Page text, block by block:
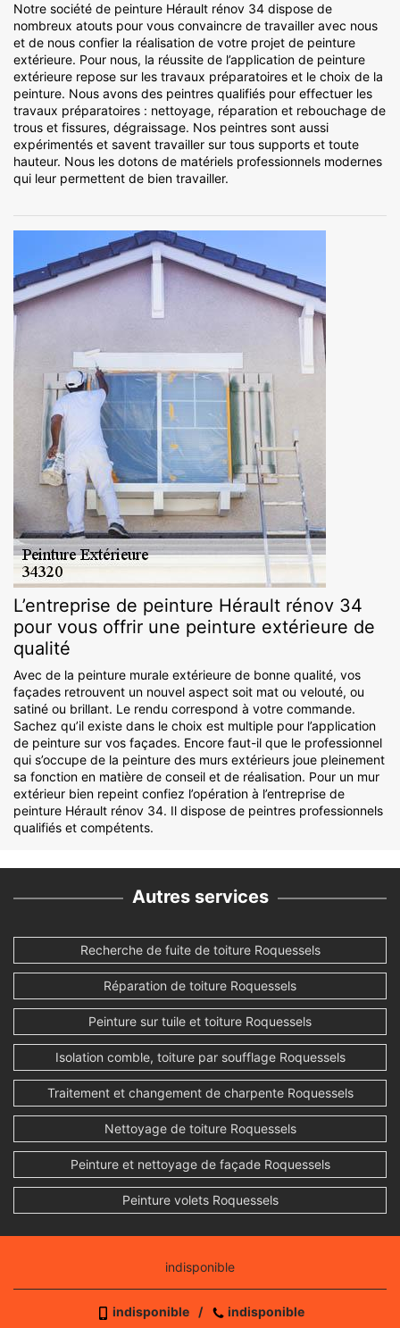
Notre société de peinture Hérault rénov 34 dispose de
nombreux atouts pour vous convaincre de travailler avec nous
et de nous confier la réalisation de votre projet de peinture
extérieure. Pour nous, la réussite de l’application de peinture
extérieure repose sur les travaux préparatoires et le choix de la
peinture. Nous avons des peintres qualifiés pour effectuer les
travaux préparatoires : nettoyage, réparation et rebouchage de
trous et fissures, dégraissage. Nos peintres sont aussi
expérimentés et savent travailler sur tous supports et toute
hauteur. Nous les dotons de matériels professionnels modernes
qui leur permettent de bien travailler.
L’entreprise de peinture Hérault rénov 34
pour vous offrir une peinture extérieure de
qualité
Avec de la peinture murale extérieure de bonne qualité, vos
façades retrouvent un nouvel aspect soit mat ou velouté, ou
satiné ou brillant. Le rendu correspond à votre commande.
Sachez qu’il existe dans le choix est multiple pour l’application
de peinture sur vos façades. Encore faut-il que le professionnel
qui s’occupe de la peinture des murs extérieurs joue pleinement
sa fonction en matière de conseil et de réalisation. Pour un mur
extérieur bien repeint confiez l’opération à l’entreprise de
peinture Hérault rénov 34. Il dispose de peintres professionnels
qualifiés et compétents.
Autres services
Recherche de fuite de toiture Roquessels
Réparation de toiture Roquessels
Peinture sur tuile et toiture Roquessels
Isolation comble, toiture par soufflage Roquessels
Traitement et changement de charpente Roquessels
Nettoyage de toiture Roquessels
Peinture et nettoyage de façade Roquessels
Peinture volets Roquessels
indisponible
indisponible / indisponible